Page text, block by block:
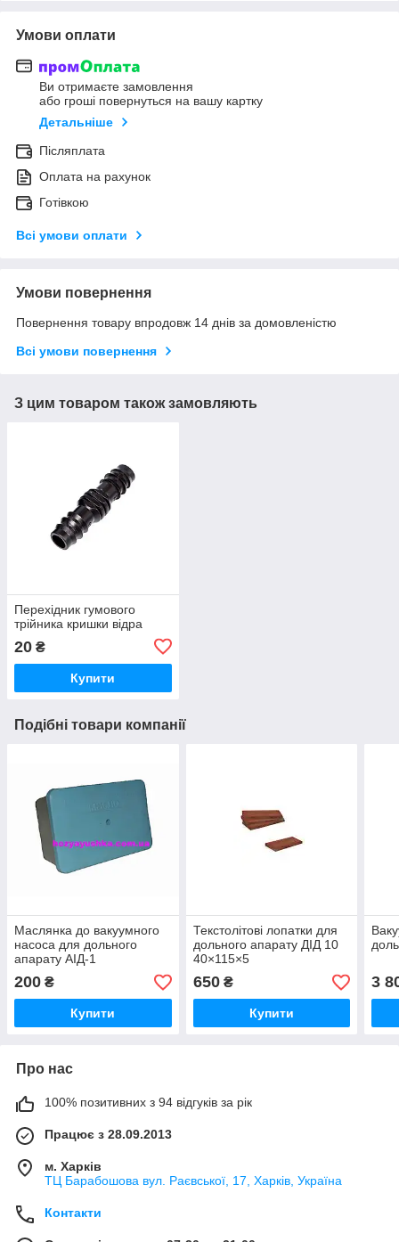
Умови оплати
Ви отримаєте замовлення
або гроші повернуться на вашу картку
Детальніше
Післяплата
Оплата на рахунок
Готівкою
Всі умови оплати
Умови повернення
Повернення товару впродовж 14 днів за домовленістю
Всі умови повернення
З цим товаром також замовляють
Перехідник гумового
трійника кришки відра
20 ₴
Купити
Подібні товари компанії
Маслянка до вакуумного
насоса для дольного
апарату АІД-1
200 ₴
Купити
Текстолітові лопатки для
дольного апарату ДІД 10
40×115×5
650₴
Купити
3
Про нас
100% позитивних з 94 відгуків за рік
Працює з 28.09.2013
м. Харків
ТЦ Барабошова вул. Раєвської, 17, Харків, Україна
Контакти